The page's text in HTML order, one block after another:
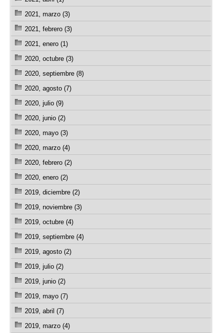
2021, marzo (3)
2021, febrero (3)
2021, enero (1)
2020, octubre (3)
2020, septiembre (8)
2020, agosto (7)
2020, julio (9)
2020, junio (2)
2020, mayo (3)
2020, marzo (4)
2020, febrero (2)
2020, enero (2)
2019, diciembre (2)
2019, noviembre (3)
2019, octubre (4)
2019, septiembre (4)
2019, agosto (2)
2019, julio (2)
2019, junio (2)
2019, mayo (7)
2019, abril (7)
2019, marzo (4)